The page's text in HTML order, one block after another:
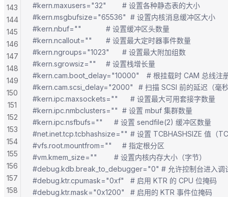
#kern.maxusers="32"		# 设置各种静态表的大小
#kern.msgbufsize="65536"	# 设置内核消息缓冲区大小
#kern.nbuf=""			# 设置缓冲区头数量
#kern.ncallout=""		# 设置最大定时器事件数量
#kern.ngroups="1023"		# 设置最大附加组数
#kern.sgrowsiz=""		# 设置栈增长量
#kern.cam.boot_delay="10000"	#
#kern.cam.scsi_delay="2000"	# 扫描 SCSI 前的延迟（
#kern.ipc.maxsockets=""		# 设置最大可用套接字数量
#kern.ipc.nmbclusters=""	# 设置 mbuf 集群数量
#kern.ipc.nsfbufs=""		# 设置 sendfile(2) 缓冲区数量
#net.inet.tcp.tcbhashsize=""	# 设置
#vfs.root.mountfrom=""		# 指定根分区
#vm.kmem_size=""		# 设置内核内存大小（字节）
#debug.kdb.break_to_debugger="0" # 允许控制台进入调
#debug.ktr.cpumask="0xf"	# 启用 KTR 的 CPU 位掩码
#debug.ktr.mask="0x1200"	# 启用的 KTR 事件位掩码
143
144
145
146
147
148
149
150
151
152
153
154
155
156
157
158